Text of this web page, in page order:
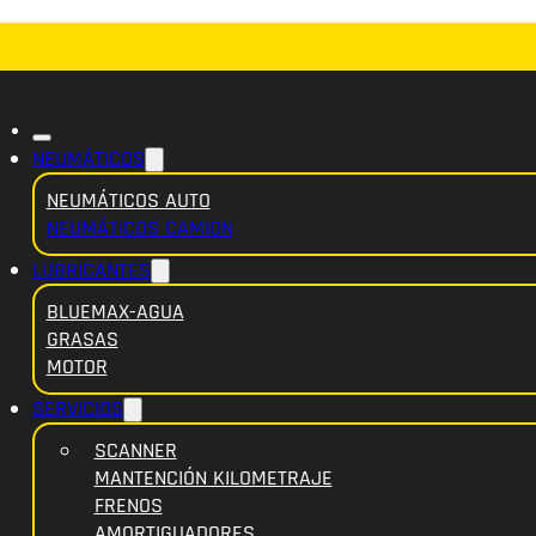
NEUMÁTICOS
NEUMÁTICOS AUTO
NEUMÁTICOS CAMION
LUBRICANTES
BLUEMAX-AGUA
GRASAS
MOTOR
SERVICIOS
SCANNER
MANTENCIÓN KILOMETRAJE
FRENOS